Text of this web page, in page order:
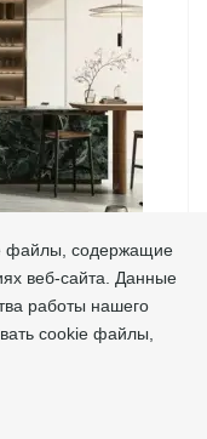
файлы, содержащие
веб-сайта. Данные
работы нашего
cookie файлы,